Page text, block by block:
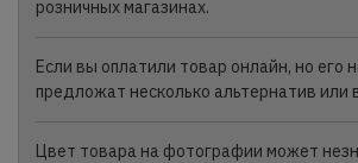
розничных магазинах.
Если вы оплатили товар онлайн, но его
предложат несколько альтернатив или
Цвет товара на фотографии может